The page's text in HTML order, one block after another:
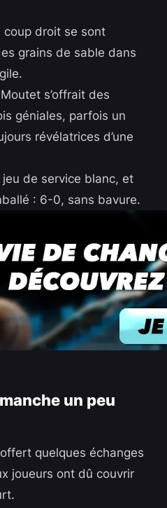
droit se sont
grains de sable dans
s’offrait des
géniales, parfois un
révélatrices d’une
de service blanc, et
: 6-0, sans bavure.
un peu
quelques échanges
joueurs ont dû couvrir